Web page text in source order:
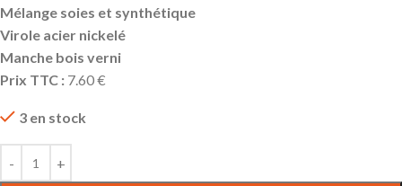
Mélange soies et synthétique
Virole acier nickelé
Manche bois verni
Prix TTC : 7.60 €
3 en stock